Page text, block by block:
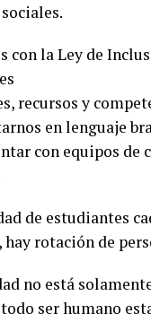
con la Ley de
recursos y
en lenguaje
con equipos de
de estudiantes
hay rotación de
no está
ser humano